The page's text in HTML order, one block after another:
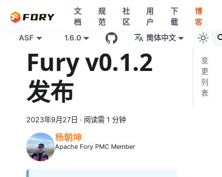
文
档
规
范
社
区
用
户
下
载
博
客
ASF
1.6.0 简体中文
Fury v0.1.2
发布
2023年9月27日 · 阅读需 1 分钟
杨朝坤
Apache Fory PMC Member
变
更
列
表